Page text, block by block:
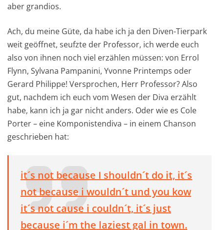
aber grandios.
Ach, du meine Güte, da habe ich ja den Diven-Tierpark
weit geöffnet, seufzte der Professor, ich werde euch
also von ihnen noch viel erzählen müssen: von Errol
Flynn, Sylvana Pampanini, Yvonne Printemps oder
Gerard Philippe! Versprochen, Herr Professor? Also
gut, nachdem ich euch vom Wesen der Diva erzählt
habe, kann ich ja gar nicht anders. Oder wie es Cole
Porter – eine Komponistendiva – in einem Chanson
geschrieben hat:
it´s not because I shouldn´t do it, it´s
not because i wouldn´t und you kow
it´s not cause i couldn´t, it´s just
because i´m the laziest gal in town.